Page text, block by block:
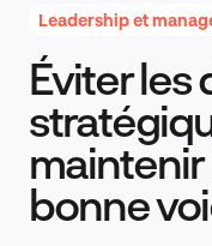
Leadership et
Éviter les
maintenir
bonne